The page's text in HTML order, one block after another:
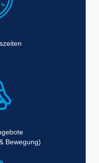
Bewegung)